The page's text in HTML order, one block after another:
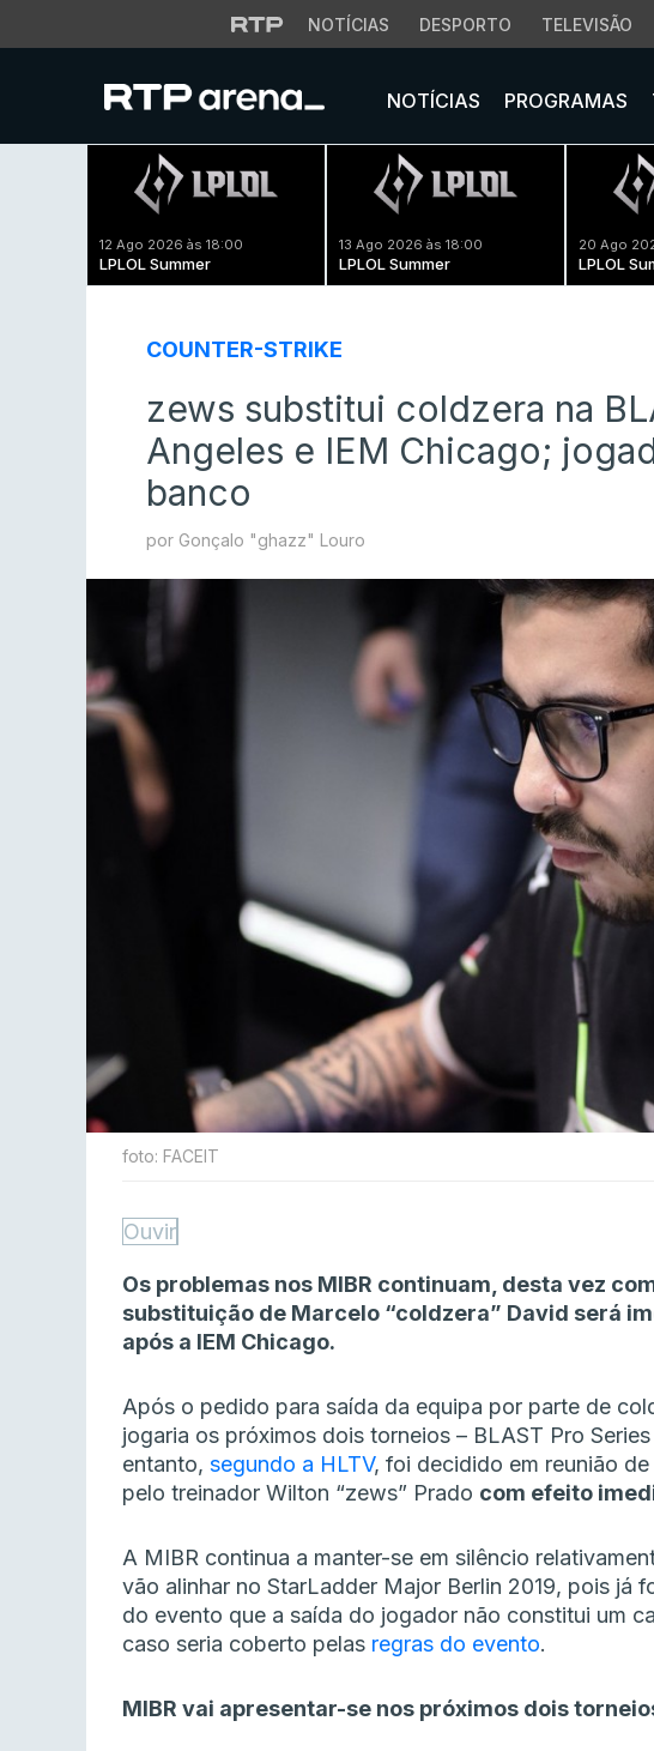
NOTÍCIAS DESPORTO TELEVISÃO
NOTÍCIAS PROGRAMAS
12 Ago 2026 às 18:00
LPLOL Summer
13 Ago 2026 às 18:00
LPLOL Summer
20 Ago
LPLOL
COUNTER-STRIKE
zews substitui coldzera na
Angeles e IEM Chicago;
banco
por Gonçalo "ghazz" Louro
foto: FACEIT
Ouvir
Os problemas nos MIBR continuam, desta vez
substituição de Marcelo “coldzera” David será
após a IEM Chicago.
Após o pedido para saída da equipa por parte de
jogaria os próximos dois torneios – BLAST Pro
entanto, segundo a HLTV, foi decidido em reunião
pelo treinador Wilton “zews” Prado com efeito
A MIBR continua a manter-se em silêncio
vão alinhar no StarLadder Major Berlin 2019, pois já
do evento que a saída do jogador não constitui um
caso seria coberto pelas regras do evento.
MIBR vai apresentar-se nos próximos dois